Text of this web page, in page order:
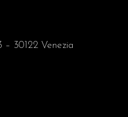
– 30122 Venezia